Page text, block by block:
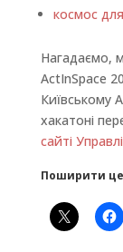
космос
Нагадаємо,
ActInSpace
Київському
хакатоні
сайті
Поширити